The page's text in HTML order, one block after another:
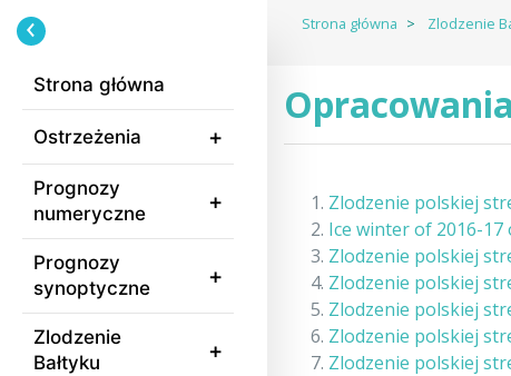
Strona główna
Ostrzeżenia
Prognozy
numeryczne
Prognozy
synoptyczne
Zlodzenie
Bałtyku
Strona główna Zlodzenie
Opracowania
Zlodzenie polskiej
Ice winter of 2016-17
Zlodzenie polskiej
Zlodzenie polskiej
Zlodzenie polskiej
Zlodzenie polskiej
Zlodzenie polskiej